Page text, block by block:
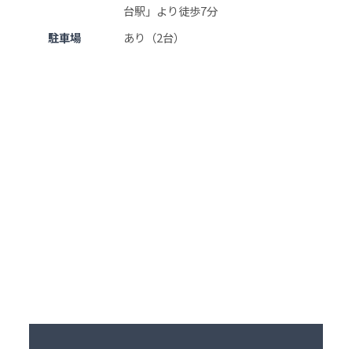
台駅」より徒歩7分
駐車場
あり（2台）